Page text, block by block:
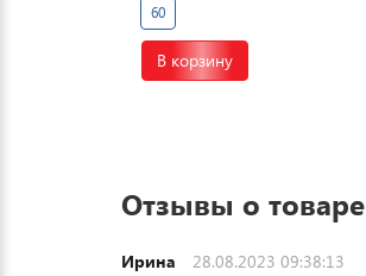
60
В корзину
Отзывы о товаре
Ирина
28.08.2023 09:38:13